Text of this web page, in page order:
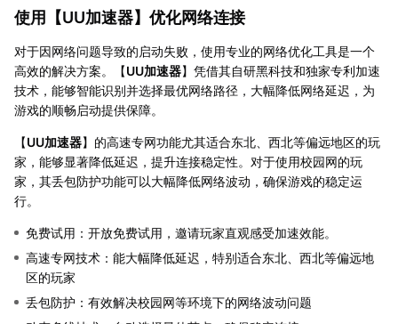
使用【UU加速器】优化网络连接
对于因网络问题导致的启动失败，使用专业的网络优化工具是一个
高效的解决方案。【UU加速器】凭借其自研黑科技和独家专利加速
技术，能够智能识别并选择最优网络路径，大幅降低网络延迟，为
游戏的顺畅启动提供保障。
【UU加速器】的高速专网功能尤其适合东北、西北等偏远地区的玩
家，能够显著降低延迟，提升连接稳定性。对于使用校园网的玩
家，其丢包防护功能可以大幅降低网络波动，确保游戏的稳定运
行。
免费试用：开放免费试用，邀请玩家直观感受加速效能。
高速专网技术：能大幅降低延迟，特别适合东北、西北等偏远地
区的玩家
丢包防护：有效解决校园网等环境下的网络波动问题